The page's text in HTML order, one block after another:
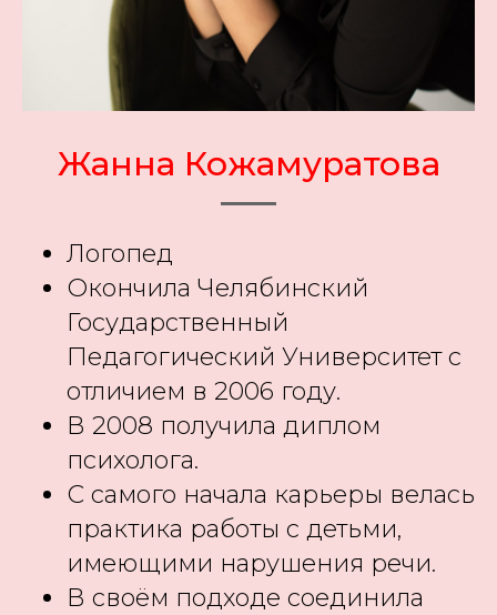
Жанна Кожамуратова
Логопед
Окончила Челябинский
Государственный
Педагогический Университет с
отличием в 2006 году.
В 2008 получила диплом
психолога.
С самого начала карьеры велась
практика работы с детьми,
имеющими нарушения речи.
В своём подходе соединила